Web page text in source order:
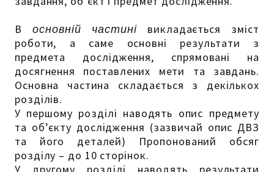
Восновній частинівикладається зміст
роботи, а саме основні результати з
предмета дослідження, спрямовані на
досягнення поставлених мети та завдань.
Основна частина складається з декількох
розділів.
У першому розділі наводять опис предмету
та об’єкту дослідження (зазвичай опис ДВЗ
та його деталей) Пропонований обсяг
розділу – до 10 сторінок.
У другому розділі наводять результати